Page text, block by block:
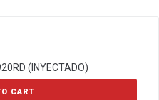
(INYECTADO)
CART